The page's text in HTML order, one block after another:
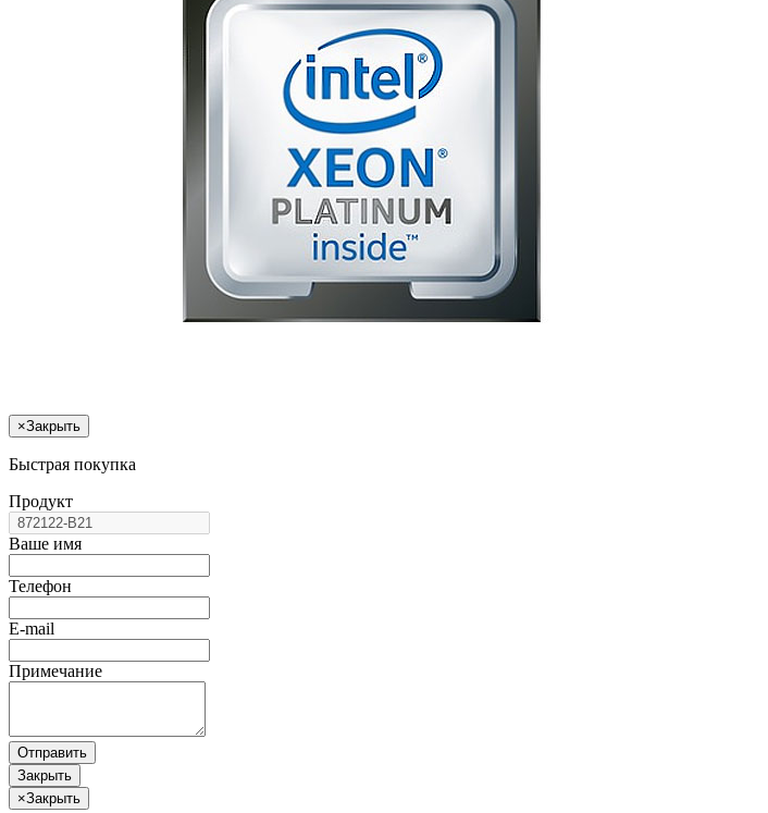
×Закрыть
Быстрая покупка
Продукт
Ваше имя
Телефон
E-mail
Примечание
Отправить
Закрыть
×Закрыть